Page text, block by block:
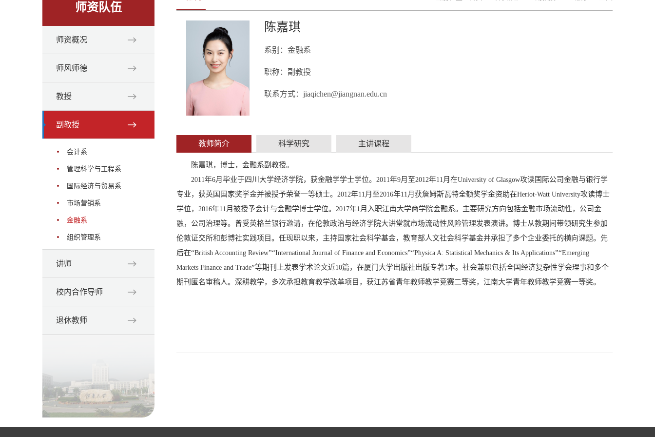
师资队伍
师资概况
师风师德
教授
副教授
会计系
管理科学与工程系
国际经济与贸易系
市场营销系
金融系
组织管理系
讲师
校内合作导师
退休教师
陈嘉琪
系别：金融系
职称：副教授
联系方式：jiaqichen@jiangnan.edu.cn
教师简介 科学研究 主讲课程
陈嘉琪，博士，金融系副教授。
2011年6月毕业于四川大学经济学院，获金融学学士学位。 2011年9月至2012年11 月在University of Glasgow攻读国际公司金融与银行学
专业，获英国国家奖学金并被授予荣誉一等硕士。 2012年11 月至2016年11 月获詹姆斯瓦特全额奖学金资助在Heriot-Watt University攻读博士
学位， 2016年11 月被授予会计与金融学博士学位。 2017年1 月入职江南大学商学院金融系。主要研究方向包括金融市场流动性，公司金
融，公司治理等。曾受英格兰银行邀请，在伦敦政治与经济学院大讲堂就市场流动性风险管理发表演讲。博士从教期间带领研究生参加
伦敦证交所和彭博社实践项目。任现职以来，主持国家社会科学基金，教育部人文社会科学基金并承担了多个企业委托的横向课题。先
后在“British Accounting Review”“International Journal of Finance and Economics”“Physica A: Statistical Mechanics & Its Applications”“Emerging
Markets Finance and Trade”等期刊上发表学术论文近10篇，在厦门大学出版社出版专著1本。社会兼职包括全国经济复杂性学会理事和多个
期刊匿名审稿人。深耕教学，多次承担教育教学改革项目，获江苏省青年教师教学竞赛二等奖，江南大学青年教师教学竞赛一等奖。